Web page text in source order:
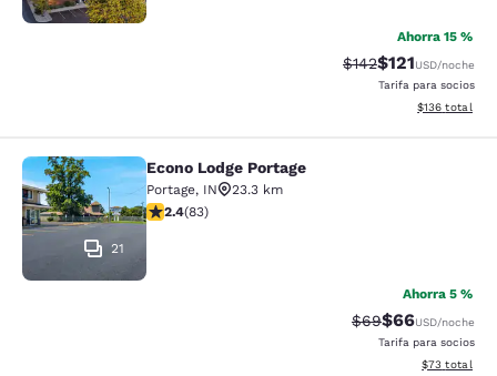
Ahorra 15 %
Precio tachado:
$142Precio con
$121USD/noche
Tarifa para socios
Ver detalles
$136 total
Econo Lodge Portage
21
Econo Lodge Portage
Portage, IN
23.3 km
calificación de 2.35 estrellas. Feria. 83 reseñas
2.4(83)
Ahorra 5 %
Precio tachado:
$69Precio con
$66USD/noche
Tarifa para socios
Ver detalles
$73 total